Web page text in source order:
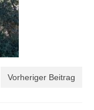
Vorheriger Beitrag